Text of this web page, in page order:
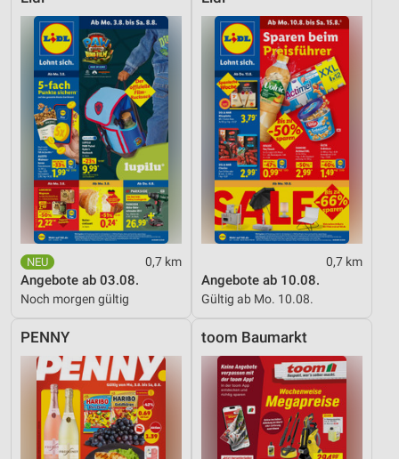
0,7 km
Angebote ab 03.08.
Noch morgen gültig
0,7 km
Angebote ab 10.08.
Gültig ab Mo. 10.08.
PENNY toom Baumarkt